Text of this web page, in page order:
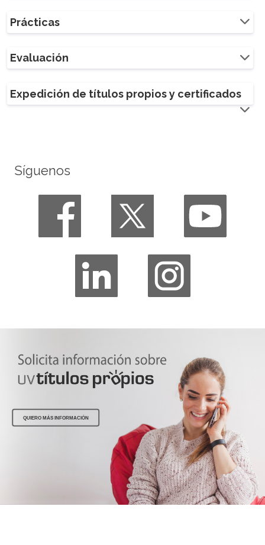
Prácticas
Evaluación
Expedición de títulos propios y certificados
Síguenos
QUIERO MÁS INFORMACIÓN